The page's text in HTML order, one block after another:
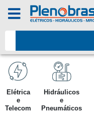
Elétrica
e
Telecom
Hidráulicos
e
Pneumáticos